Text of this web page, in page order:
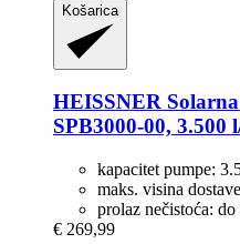
Košarica
HEISSNER
SPB3000-​00, 3.500
kapacitet pumpe:
maks. visina
prolaz nečistoća:
€ 269,99